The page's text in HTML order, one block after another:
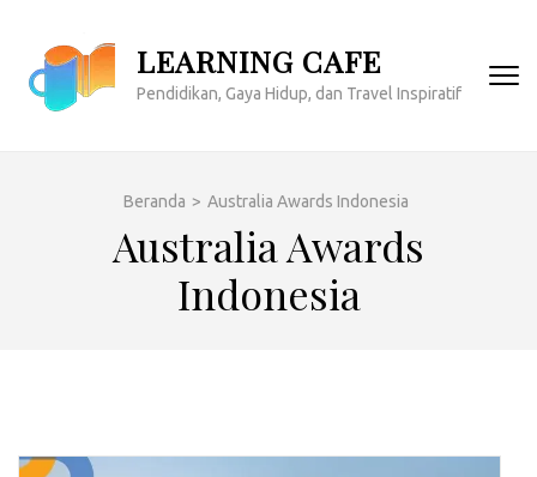
konten
(Tekan
LEARNING CAFE
Pendidikan, Gaya Hidup, dan Travel Inspiratif
Beranda > Australia Awards Indonesia
Australia Awards
Indonesia